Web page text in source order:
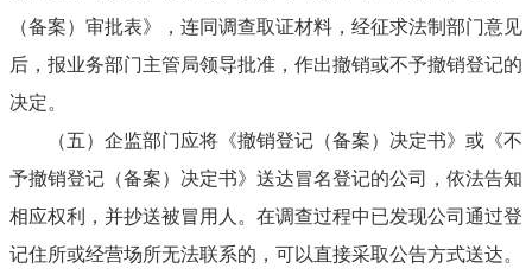
（备案）审批表》，连同调查取证材料，经征求法制部门意见
后，报业务部门主管局领导批准，作出撤销或不予撤销登记的
决定。
（五） 企监部门应将《撤销登记（备案）决定书》或《不
予撤销登记（备案）决定书》送达冒名登记的公司，依法告知
相应权利，并抄送被冒用人。在调查过程中已发现公司通过登
记住所或经营场所无法联系的，可以直接采取公告方式送达。